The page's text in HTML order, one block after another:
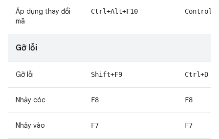
Áp dụng thay đổi
mã
Ctrl+Alt+F10
Gỡ lỗi
Gỡ lỗi Shift+F9 Ctrl+D
Nhảy cóc F8 F8
Nhảy vào F7 F7